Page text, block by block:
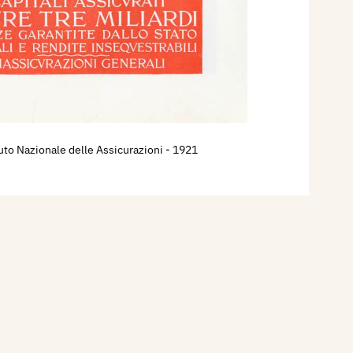
Nazionale delle Assicurazioni - 1921